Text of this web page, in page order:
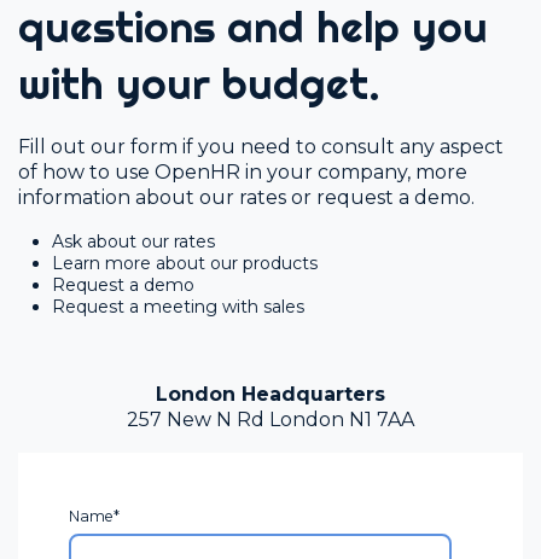
questions and help you
with your budget.
Fill out our form if you need to consult any aspect
of how to use OpenHR in your company, more
information about our rates or request a demo.
Ask about our rates
Learn more about our products
Request a demo
Request a meeting with sales
London Headquarters
257 New N Rd London N1 7AA
Name*